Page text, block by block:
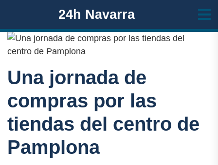
24h Navarra
Una jornada de
compras por las
tiendas del centro de
Pamplona